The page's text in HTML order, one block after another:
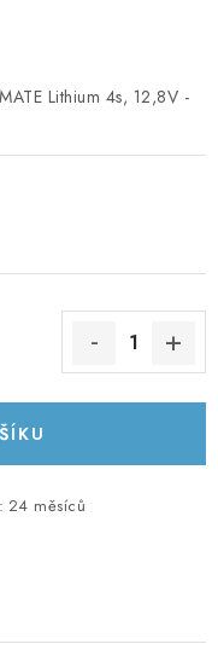
Lithium 4s, 12,8V -
: 24 měsíců